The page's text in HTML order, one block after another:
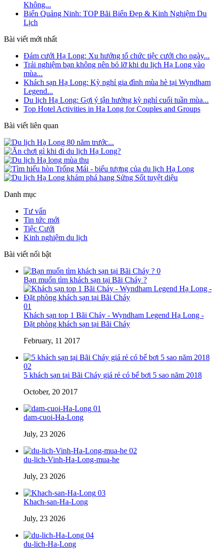
Không...
Biển Quảng Ninh: TOP Bãi Biển Đẹp & Kinh Nghiệm Du
Lịch
Bài viết mới nhất
Đám cưới Hạ Long: Xu hướng tổ chức tiệc cưới cho ngày...
Trải nghiệm bạn không nên bỏ lỡ khi du lịch Hạ Long vào
mùa...
Khách sạn Hạ Long: Kỳ nghỉ gia đình mùa hè tại Wyndham
Legend...
Du lịch Hạ Long: Gợi ý tận hưởng kỳ nghỉ cuối tuần mùa...
Top Hotel Activities in Ha Long for Couples and Groups
Bài viết liên quan
Danh mục
Tư vấn
Tin tức mới
Tiệc Cưới
Kinh nghiệm du lịch
Bài viết nổi bật
0
Bạn muốn tìm khách sạn tại Bãi Cháy ?
01
Khách sạn top 1 Bãi Cháy - Wyndham Legend Hạ Long -
Đặt phòng khách sạn tại Bãi Cháy
February, 11 2017
02
5 khách sạn tại Bãi Cháy giá rẻ có bể bơi 5 sao năm 2018
October, 20 2017
01
dam-cuoi-Ha-Long
July, 23 2026
02
du-lich-Vinh-Ha-Long-mua-he
July, 23 2026
03
Khach-san-Ha-Long
July, 23 2026
04
du-lich-Ha-Long